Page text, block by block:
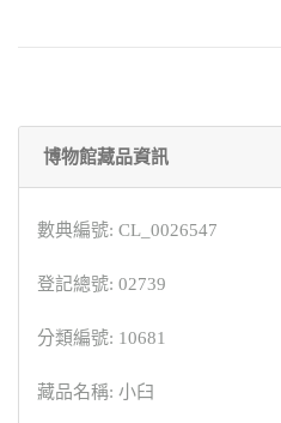
博物館藏品資訊
數典編號: CL_0026547
登記總號: 02739
分類編號: 10681
藏品名稱: 小臼